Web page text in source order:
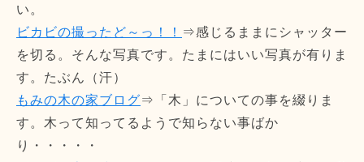
い。
ビカビの撮ったど～っ！！ ⇒感じるままにシャッター
を切る。そんな写真です。たまにはいい写真が有りま
す。たぶん（汗）
もみの木の家ブログ⇒「木」についての事を綴りま
す。木って知ってるようで知らない事ばか
り・・・・・